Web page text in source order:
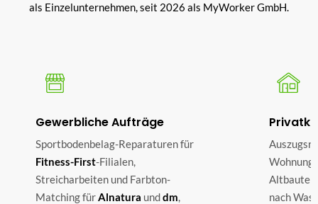
als Einzelunternehmen, seit 2026 als MyWorker GmbH.
Gewerbliche Aufträge
Sportbodenbelag-Reparaturen für
Fitness-First-Filialen,
Streicharbeiten und Farbton-
Matching fürAlnatura unddm,
nach